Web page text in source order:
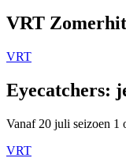
VRT
VRT
Eyecatchers:
Vanaf 20 juli seizoen
VRT